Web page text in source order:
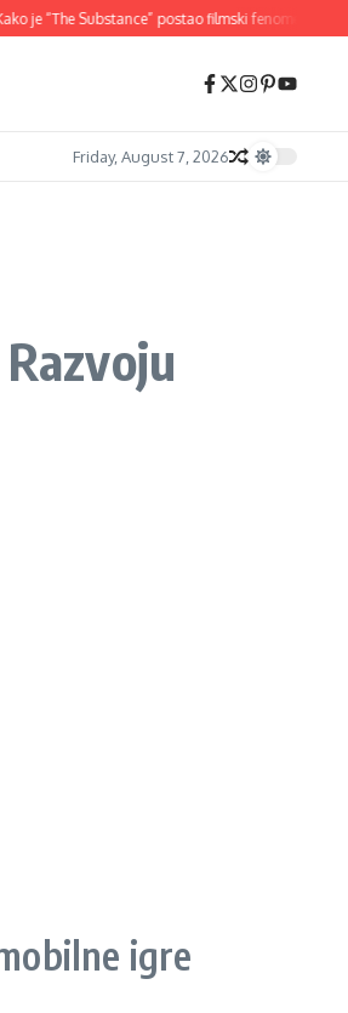
“The Substance” postao filmski fenomen 2024.
Friday, August 7, 2026
igre